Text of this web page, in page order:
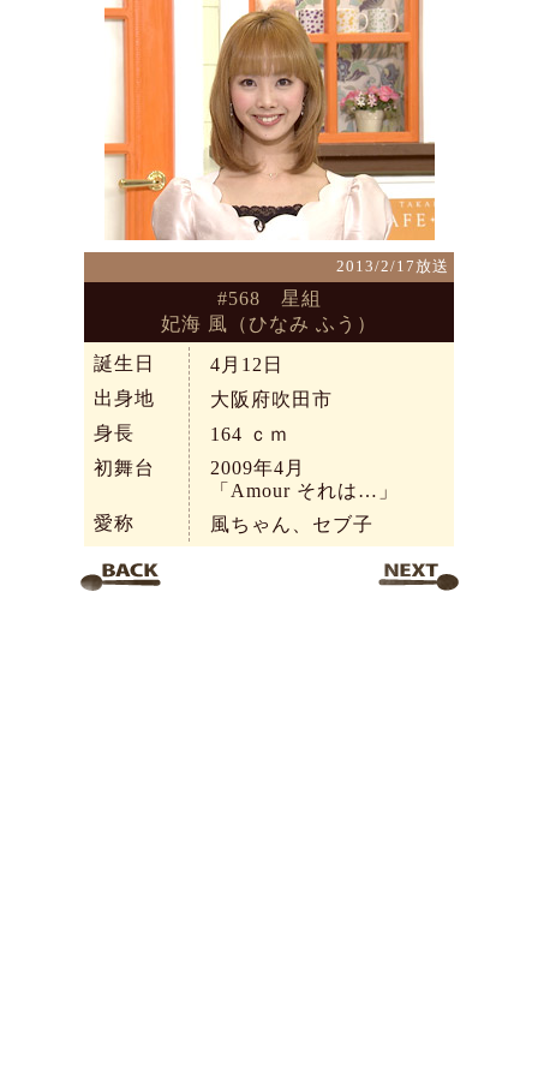
2013/2/17放送
#568 星組
妃海 風（ひなみ ふう）
誕生日
4月12日
出身地
大阪府吹田市
身長
164 ｃｍ
初舞台
2009年4月
「Amour それは…」
愛称
風ちゃん、セブ子